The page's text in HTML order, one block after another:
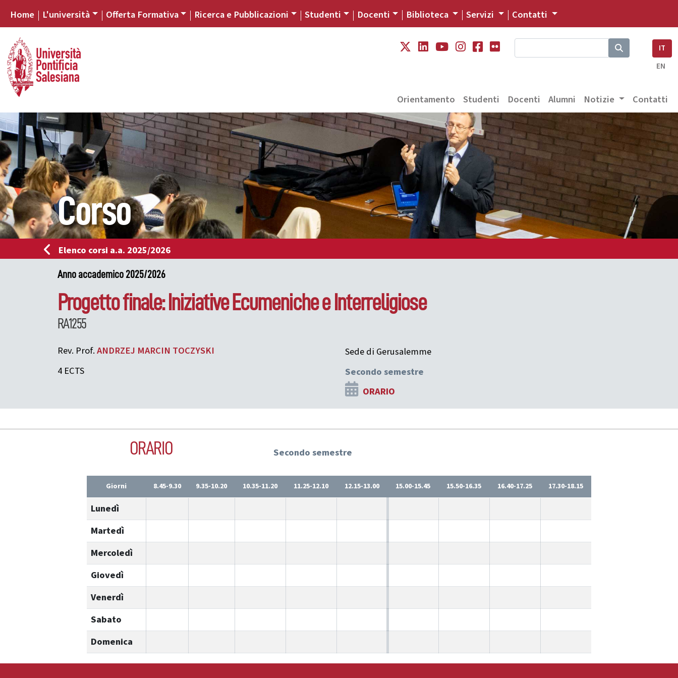
Home L'università Offerta Formativa Ricerca e Pubblicazioni Studenti Docenti Biblioteca Servizi Contatti
IT
EN
Orientamento Studenti Docenti Alumni Notizie Contatti
Corso
Elenco corsi a.a. 2025/2026
Anno accademico 2025/2026
Progetto finale: Iniziative Ecumeniche e Interreligiose
RA1255
Rev. Prof.ANDRZEJ MARCIN TOCZYSKI
4 ECTS
Sede di Gerusalemme
Secondo semestre
ORARIO
ORARIO Secondo semestre
Giorni 8.45-9.30 9.35-10.20 10.35-11.20 11.25-12.10 12.15-13.00 15.00-15.45 15.50-16.35 16.40-17.25 17.30-18.15
Lunedì
Martedì
Mercoledì
Giovedì
Venerdì
Sabato
Domenica